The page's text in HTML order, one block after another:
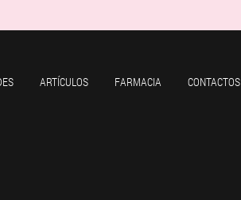
ARTÍCULOS FARMACIA CONTACTOS